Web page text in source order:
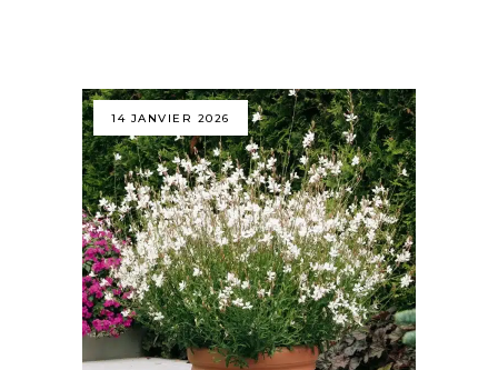
14 JANVIER 2026